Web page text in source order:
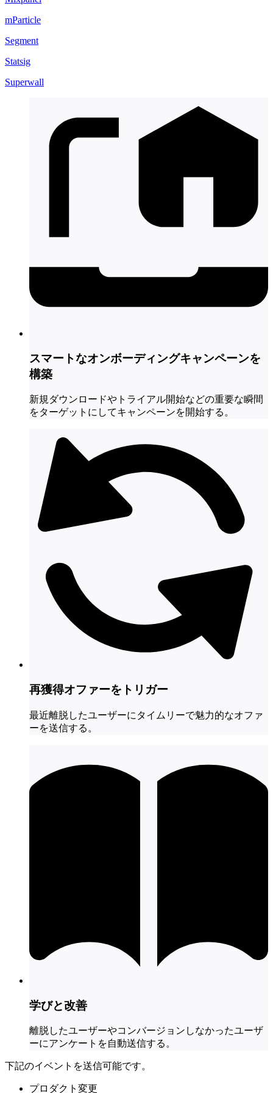
mParticle
Segment
Statsig
Superwall
スマートなオンボーディングキャンペーンを
構築
新規ダウンロードやトライアル開始などの重要な瞬間
をターゲットにしてキャンペーンを開始する。
再獲得オファーをトリガー
最近離脱したユーザーにタイムリーで魅力的なオファ
ーを送信する。
学びと改善
離脱したユーザーやコンバージョンしなかったユーザ
ーにアンケートを自動送信する。
下記のイベントを送信可能です。
プロダクト変更